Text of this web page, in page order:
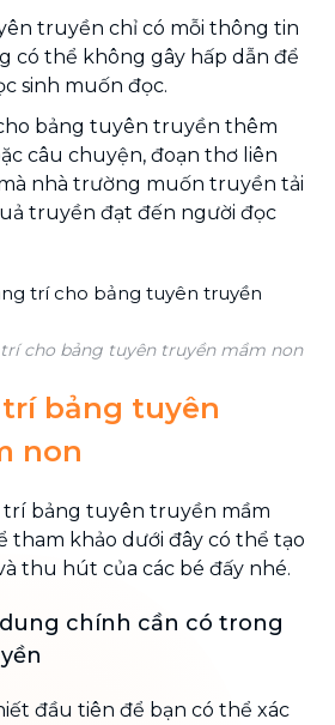
truyền chỉ có mỗi thông tin
có thể không gây hấp dẫn để
sinh muốn đọc.
bảng tuyên truyền thêm
câu chuyện, đoạn thơ liên
nhà trường muốn truyền tải
truyền đạt đến người đọc
cho bảng tuyên truyền mầm non
bảng tuyên
non
trí bảng tuyên truyền mầm
tham khảo dưới đây có thể tạo
thu hút của các bé đấy nhé.
dung chính cần có trong
đầu tiên để bạn có thể xác